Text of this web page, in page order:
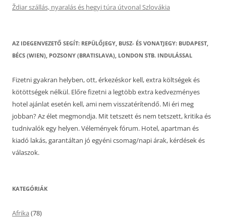
Ždiar szállás, nyaralás és hegyi túra útvonal Szlovákia
AZ IDEGENVEZETŐ SEGÍT: REPÜLŐJEGY, BUSZ- ÉS VONATJEGY: BUDAPEST,
BÉCS (WIEN), POZSONY (BRATISLAVA), LONDON STB. INDULÁSSAL
Fizetni gyakran helyben, ott, érkezéskor kell, extra költségek és
kötöttségek nélkül. Előre fizetni a legtöbb extra kedvezményes
hotel ajánlat esetén kell, ami nem visszatérítendő. Mi éri meg
jobban? Az élet megmondja. Mit tetszett és nem tetszett, kritika és
tudnivalók egy helyen. Vélemények fórum. Hotel, apartman és
kiadó lakás, garantáltan jó egyéni csomag/napi árak, kérdések és
válaszok.
KATEGÓRIÁK
Afrika (78)